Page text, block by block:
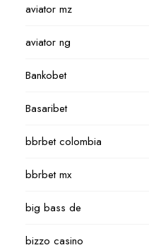
aviator mz
aviator ng
Bankobet
Basaribet
bbrbet colombia
bbrbet mx
big bass de
bizzo casino